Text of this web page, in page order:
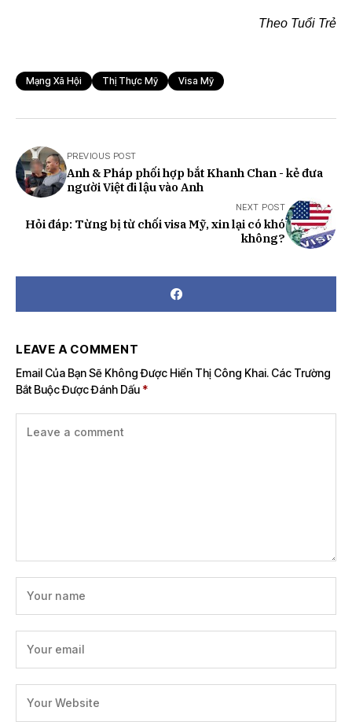
Theo Tuổi Trẻ
Mạng Xã Hội Thị Thực Mỹ Visa Mỹ
PREVIOUS POST
Anh & Pháp phối hợp bắt Khanh Chan - kẻ đưa
người Việt đi lậu vào Anh
NEXT POST
Hỏi đáp: Từng bị từ chối visa Mỹ, xin lại có khó
không?
LEAVE A COMMENT
Email Của Bạn Sẽ Không Được Hiển Thị Công Khai. Các Trường
Bắt Buộc Được Đánh Dấu *